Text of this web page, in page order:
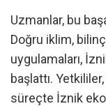
Uzmanlar, bu
Doğru iklim,
uygulamaları,
başlattı.
süreçte İznik